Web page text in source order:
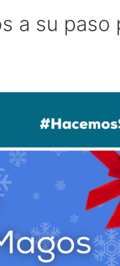
a su paso